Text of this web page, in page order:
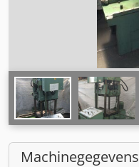
Machinegegevens